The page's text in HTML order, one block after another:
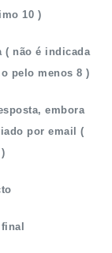
10 )
( não é indicada
pelo menos 8 )
embora
por email (